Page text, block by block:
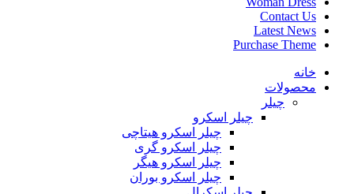
Contact Us
Latest News
Purchase Theme
خانه
محصولات
چیلر
چیلر اسکرو
چیلر اسکرو هیتاچی
چیلر اسکرو گری
چیلر اسکرو هیگر
چیلر اسکرو بوران